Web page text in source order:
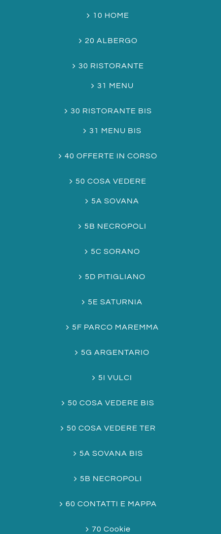
10 HOME
20 ALBERGO
30 RISTORANTE
31 MENU
30 RISTORANTE BIS
31 MENU BIS
40 OFFERTE IN CORSO
50 COSA VEDERE
5A SOVANA
5B NECROPOLI
5C SORANO
5D PITIGLIANO
5E SATURNIA
5F PARCO MAREMMA
5G ARGENTARIO
5I VULCI
50 COSA VEDERE BIS
50 COSA VEDERE TER
5A SOVANA BIS
5B NECROPOLI
60 CONTATTI E MAPPA
70 Cookie